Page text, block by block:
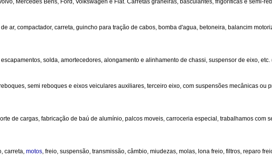
Mercedes Bens, Ford, Volkswagen e Fiat. Carretas graneiras, basculantes, frigoríficas e semi-
ar, compactador, carreta, guincho para tração de cabos, bomba d'agua, betoneira, balancim
solda, amortecedores, alongamento e alinhamento de chassi, suspensor de eixo, etc.
semi reboques e eixos veiculares auxiliares, terceiro eixo, com suspensões mecânicas ou
de cargas, fabricação de baú de alumínio, palcos moveis, carroceria especial, trabalhamos com
carreta, motos, freio, suspensão, transmissão, câmbio, miudezas, molas, lona freio, filtros, reparo